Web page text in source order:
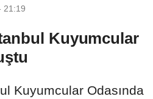
21:19
Kuyumcular
Kuyumcular Odasında